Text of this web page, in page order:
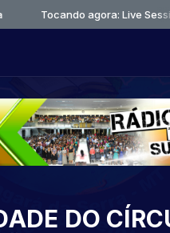
Tocando agora: Live
DO